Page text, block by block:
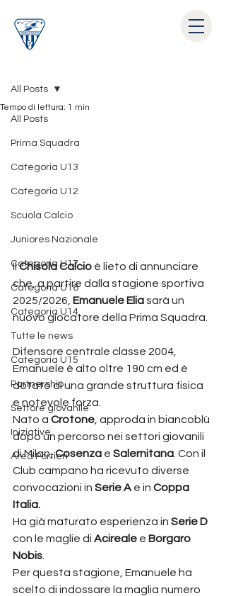
All Posts
Prima Squadra
Categoria U13
Categoria U12
Scuola Calcio
Juniores Nazionale
Categoria U17
Categoria U16
Categoria U14
Tutte le news
Categoria U15
Partnership
Settore giovanile
Iniziative
Area Portieri
All Posts
Tempo di lettura: 1 min
Il Chisola Calcio è lieto di annunciare
che, a partire dalla stagione sportiva
2025/2026, Emanuele Elia sarà un
nuovo giocatore della Prima Squadra.
Difensore centrale classe 2004,
Emanuele è alto oltre 190 cm ed è
dotato di una grande struttura fisica
e notevole forza.
Nato a Crotone , approda in biancoblù
dopo un percorso nei settori giovanili
di Milan, Cosenza e Salernitana . Con il
Club campano ha ricevuto diverse
convocazioni in Serie A e in Coppa
Italia.
Ha già maturato esperienza in Serie D
con le maglie di Acireale e Borgaro
Nobis
Per questa stagione, Emanuele ha
scelto di indossare la maglia numero